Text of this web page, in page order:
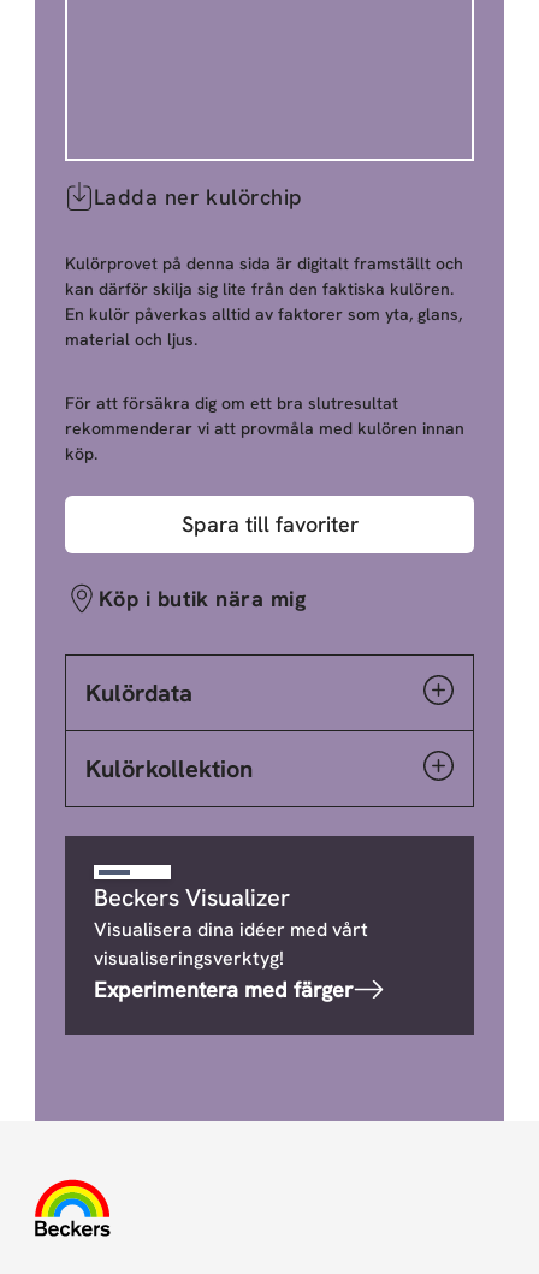
Ladda ner kulörchip
Kulörprovet på denna sida är digitalt framställt och
kan därför skilja sig lite från den faktiska kulören.
En kulör påverkas alltid av faktorer som yta, glans,
material och ljus.
För att försäkra dig om ett bra slutresultat
rekommenderar vi att provmåla med kulören innan
köp.
Spara till favoriter
Köp i butik nära mig
Kulördata
Kulörkollektion
Beckers Visualizer
Visualisera dina idéer med vårt
visualiseringsverktyg!
Experimentera med färger